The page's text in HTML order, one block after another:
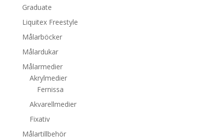
Graduate
Liquitex Freestyle
Målarböcker
Målardukar
Målarmedier
Akrylmedier
Fernissa
Akvarellmedier
Fixativ
Målartillbehör